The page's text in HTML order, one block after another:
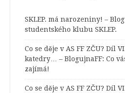
SKLEP. má narozeniny! –
studentského klubu SKLEP.
Co se děje v AS FF ZČU? Díl
katedry… – BlogujnaFF: Co
zajímá!
Co se děje v AS FF ZČU? Díl